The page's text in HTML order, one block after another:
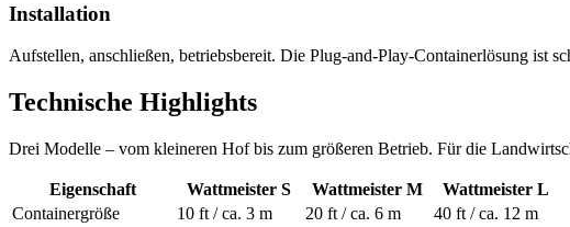
Installation
Aufstellen, anschließen, betriebsbereit. Die Plug-and-Play-Containerlösung ist
Technische Highlights
Drei Modelle – vom kleineren Hof bis zum größeren Betrieb. Für die
Eigenschaft Wattmeister S Wattmeister M
Wattmeister L
Containergröße
10 ft / ca. 3 m 20 ft / ca. 6 m
40 ft / ca. 12 m